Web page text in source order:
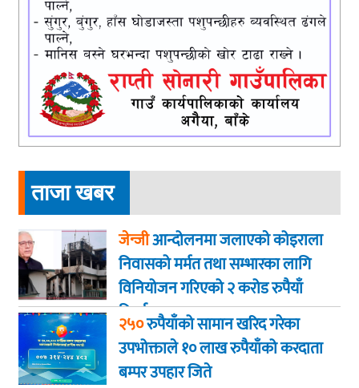
ताजा खबर
जेन्जीआन्दोलनमा जलाएकाे कोइराला
निवासको मर्मत तथा सम्भारका लागि
विनियोजन गरिएको २ करोड रुपैयाँ
फिर्ता
२५०रुपैयाँको सामान खरिद गरेका
उपभोक्ताले १० लाख रुपैयाँको करदाता
बम्पर उपहार जिते